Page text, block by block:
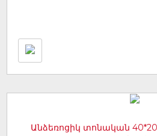
Անձեռոցիկ տոնական